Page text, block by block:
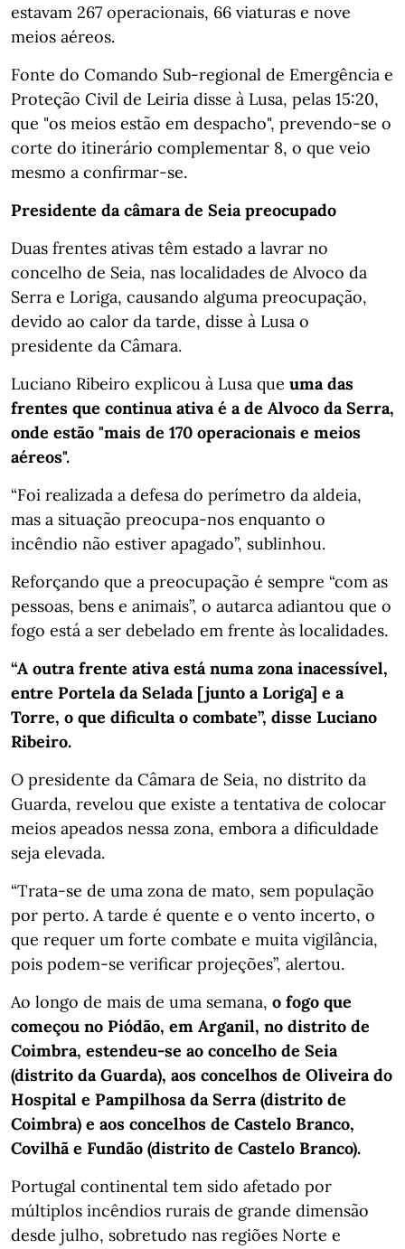
estavam 267 operacionais, 66 viaturas e nove
meios aéreos.
Fonte do Comando Sub-regional de Emergência e
Proteção Civil de Leiria disse à Lusa, pelas 15:20,
que "os meios estão em despacho", prevendo-se o
corte do itinerário complementar 8, o que veio
mesmo a confirmar-se.
Presidente da câmara de Seia preocupado
Duas frentes ativas têm estado a lavrar no
concelho de Seia, nas localidades de Alvoco da
Serra e Loriga, causando alguma preocupação,
devido ao calor da tarde, disse à Lusa o
presidente da Câmara.
Luciano Ribeiro explicou à Lusa que uma das
frentes que continua ativa é a de Alvoco da Serra,
onde estão "mais de 170 operacionais e meios
aéreos".
“Foi realizada a defesa do perímetro da aldeia,
mas a situação preocupa-nos enquanto o
incêndio não estiver apagado”, sublinhou.
Reforçando que a preocupação é sempre “com as
pessoas, bens e animais”, o autarca adiantou que o
fogo está a ser debelado em frente às localidades.
“A outra frente ativa está numa zona inacessível,
entre Portela da Selada [junto a Loriga] e a
Torre, o que dificulta o combate”, disse Luciano
Ribeiro.
O presidente da Câmara de Seia, no distrito da
Guarda, revelou que existe a tentativa de colocar
meios apeados nessa zona, embora a dificuldade
seja elevada.
“Trata-se de uma zona de mato, sem população
por perto. A tarde é quente e o vento incerto, o
que requer um forte combate e muita vigilância,
pois podem-se verificar projeções”, alertou.
Ao longo de mais de uma semana, o fogo que
começou no Piódão, em Arganil, no distrito de
Coimbra, estendeu-se ao concelho de Seia
(distrito da Guarda), aos concelhos de Oliveira do
Hospital e Pampilhosa da Serra (distrito de
Coimbra) e aos concelhos de Castelo Branco,
Covilhã e Fundão (distrito de Castelo Branco).
Portugal continental tem sido afetado por
múltiplos incêndios rurais de grande dimensão
desde julho, sobretudo nas regiões Norte e